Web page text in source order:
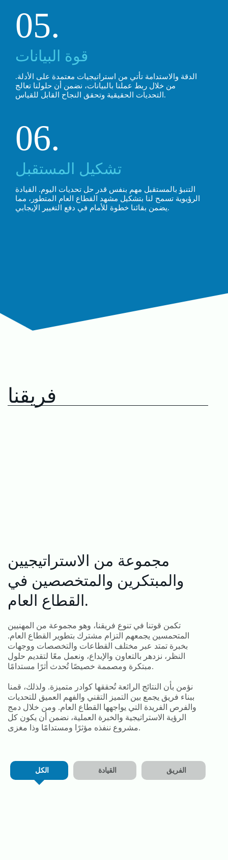
05.
قوة البيانات
الدقة والاستدامة تأتي من استراتيجيات معتمدة على الأدلة.
من خلال ربط عملنا بالبيانات، نضمن أن حلولنا تعالج
التحديات الحقيقية وتحقق النجاح القابل للقياس.
06.
تشكيل المستقبل
التنبؤ بالمستقبل مهم بنفس قدر حل تحديات اليوم. القيادة
الرؤيوية تسمح لنا بتشكيل مشهد القطاع العام المتطور، مما
يضمن بقائنا خطوة للأمام في دفع التغيير الإيجابي.
فريقنا
مجموعة من الاستراتيجيين
والمبتكرين والمتخصصين في
القطاع العام.
تكمن قوتنا في تنوع فريقنا، وهو مجموعة من المهنيين
المتحمسين يجمعهم التزام مشترك بتطوير القطاع العام.
بخبرة تمتد عبر مختلف القطاعات والتخصصات ووجهات
النظر، نزدهر بالتعاون والإبداع، ونعمل معًا لتقديم حلول
مبتكرة ومصممة خصيصًا تُحدث أثرًا مستدامًا.
نؤمن بأن النتائج الرائعة تُحققها كوادر متميزة. ولذلك، قمنا
ببناء فريق يجمع بين التميز التقني والفهم العميق للتحديات
والفرص الفريدة التي يواجهها القطاع العام. ومن خلال دمج
الرؤية الاستراتيجية والخبرة العملية، نضمن أن يكون كل
مشروع ننفذه مؤثرًا ومستدامًا وذا مغزى.
الكل القيادة الفريق